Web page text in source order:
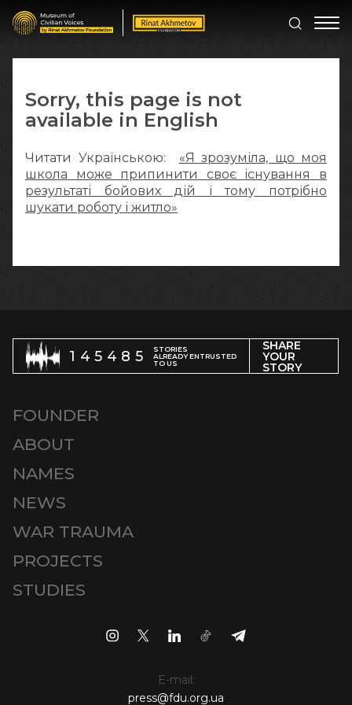
Sorry, this page is not
available in English
Читати Українською: «Я зрозуміла, що моя
школа може припинити своє існування в
результаті бойових дій і тому потрібно
шукати роботу і житло»
145485
STORIES
ALREADY ENTRUSTED
TO US
SHARE
YOUR
STORY
FOUNDER
ABOUT
NAMES
NEWS
WAR TRAUMA
PROJECTS
STUDIES
E-mail:
press@fdu.org.ua